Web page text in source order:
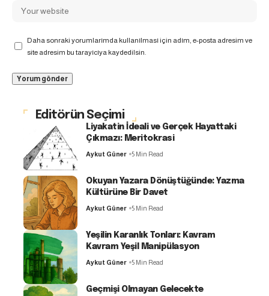
Daha sonraki yorumlarımda kullanılması için adım, e-posta adresim ve
site adresim bu tarayıcıya kaydedilsin.
Editörün Seçimi
Liyakatin İdeali ve Gerçek Hayattaki
Çıkmazı: Meritokrasi
Aykut Güner 5 Min Read
Okuyan Yazara Dönüştüğünde: Yazma
Kültürüne Bir Davet
Aykut Güner 5 Min Read
Yeşilin Karanlık Tonları: Kavram
Kavram Yeşil Manipülasyon
Aykut Güner 5 Min Read
Geçmişi Olmayan Gelecekte